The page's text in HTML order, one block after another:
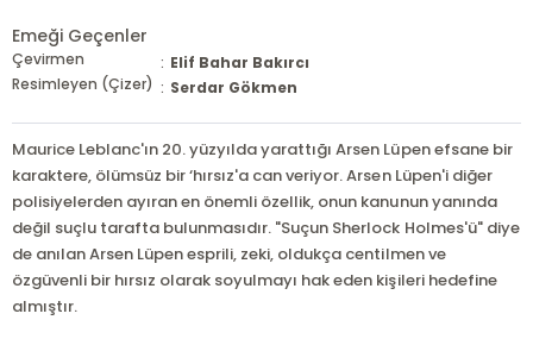
Emeği Geçenler
Çevirmen : Elif Bahar Bakırcı
Resimleyen (Çizer) : Serdar Gökmen
Maurice Leblanc'ın 20. yüzyılda yarattığı Arsen Lüpen efsane bir
karaktere, ölümsüz bir ‘hırsız'a can veriyor. Arsen Lüpen'i diğer
polisiyelerden ayıran en önemli özellik, onun kanunun yanında
değil suçlu tarafta bulunmasıdır. "Suçun Sherlock Holmes'ü" diye
de anılan Arsen Lüpen esprili, zeki, oldukça centilmen ve
özgüvenli bir hırsız olarak soyulmayı hak eden kişileri hedefine
almıştır.